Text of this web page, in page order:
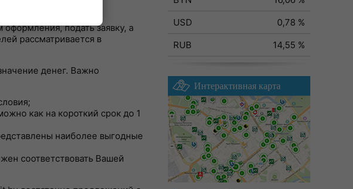
предложение.
подать заявку, а
рассматривается в
денег. Важно
как на короткий срок до 1
наиболее выгодные
соответствовать Вашей
USD
0,78 %
RUB
14,55 %
Интерактивная карта